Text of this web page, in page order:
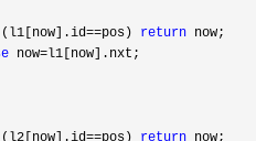
return now;
now=l1[now].nxt;
return now;